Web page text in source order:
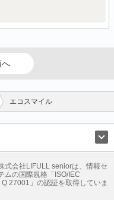
へ
エコスマイル
生
ママの就労支援
老後の暮らし情報
式会社LIFULL seniorは、情報セ
ムの国際規格「ISO/IEC
27001」の認証を取得していま